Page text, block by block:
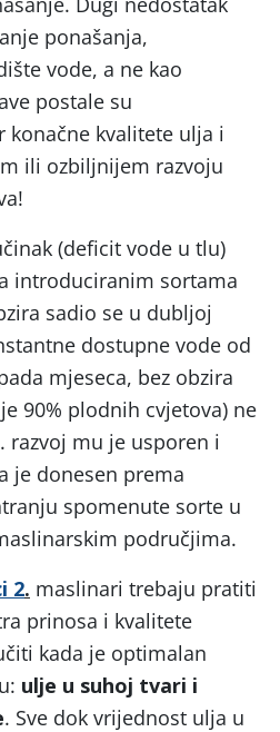
ponašanja,
vode, a ne kao
postale su
kvalitete ulja i
ili ozbiljnijem razvoju
(deficit vode u tlu)
introduciranim sortama
sadio se u dubljoj
dostupne vode od
mjeseca, bez obzira
90% plodnih cvjetova) ne
razvoj mu je usporen i
je donesen prema
spomenute sorte u
područjima.
2. maslinari trebaju pratiti
prinosa i kvalitete
kada je optimalan
ulje u suhoj tvari i
. Sve dok vrijednost ulja u